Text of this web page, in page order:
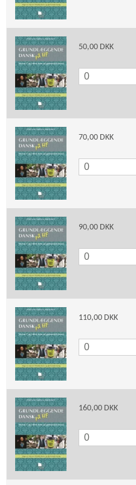
50,00 DKK
70,00 DKK
90,00 DKK
110,00 DKK
160,00 DKK